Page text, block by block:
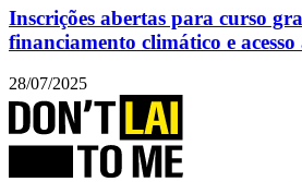
Inscrições abertas para curso
financiamento climático e
28/07/2025